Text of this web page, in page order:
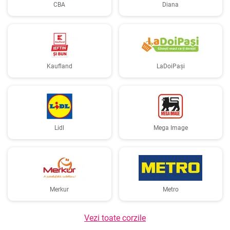
CBA Diana
Kaufland LaDoiPași
Lidl Mega Image
Merkur Metro
Vezi toate corzile